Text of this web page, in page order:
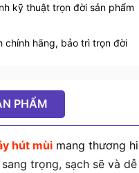
kỹ thuật trọn đời sản phẩm
chính hãng, bảo trì trọn đời
PHẨM
hút mùimang thương
trọng, sạch sẽ và dễ